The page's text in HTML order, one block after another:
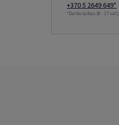
+370 5 2649 649*
*Darbo laikas (8 - 17 val.)